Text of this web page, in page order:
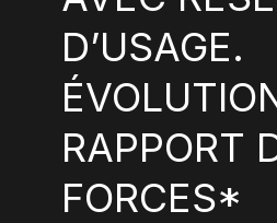
D’USAGE.
RAPPORT
FORCES*